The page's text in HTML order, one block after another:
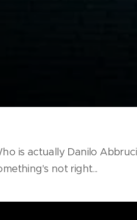
is actually Danilo
not right...